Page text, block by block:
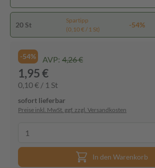
20 St
Spartipp
(0,10 € / 1 St)
-54%
-54% AVP: 4,26 €
1,95 €
0,10 € / 1 St
sofort lieferbar
Preise inkl. MwSt. ggf. zzgl. Versandkosten
In den Warenkorb